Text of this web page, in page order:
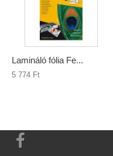
Lamináló fólia Fe...
5 774 Ft‎